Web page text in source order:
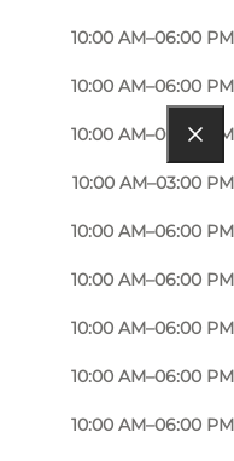
10:00 AM–06:00 PM
10:00 AM–06:00 PM
10:00 AM–06:00 PM
10:00 AM–03:00 PM
10:00 AM–06:00 PM
10:00 AM–06:00 PM
10:00 AM–06:00 PM
10:00 AM–06:00 PM
10:00 AM–06:00 PM